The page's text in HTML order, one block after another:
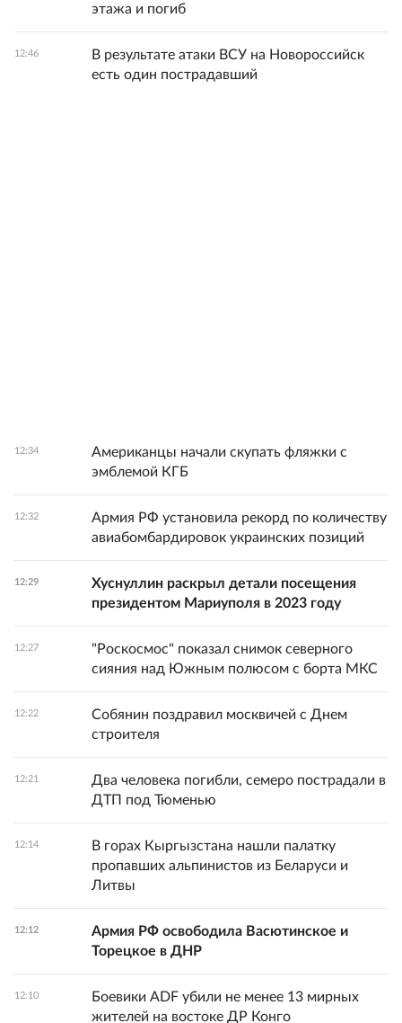
этажа и погиб
12:46
В результате атаки ВСУ на Новороссийск
есть один пострадавший
12:34
Американцы начали скупать фляжки с
эмблемой КГБ
12:32
Армия РФ установила рекорд по количеству
авиабомбардировок украинских позиций
12:29
Хуснуллин раскрыл детали посещения
президентом Мариуполя в 2023 году
12:27
"Роскосмос" показал снимок северного
сияния над Южным полюсом с борта МКС
12:22
Собянин поздравил москвичей с Днем
строителя
12:21
Два человека погибли, семеро пострадали в
ДТП под Тюменью
12:14
В горах Кыргызстана нашли палатку
пропавших альпинистов из Беларуси и
Литвы
12:12
Армия РФ освободила Васютинское и
Торецкое в ДНР
12:10
Боевики ADF убили не менее 13 мирных
жителей на востоке ДР Конго